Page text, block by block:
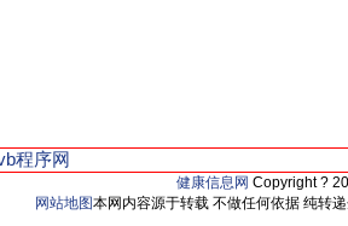
程序网
健康信息网 Copyright ?
网站地图本网内容源于转载 不做任何依据 纯转